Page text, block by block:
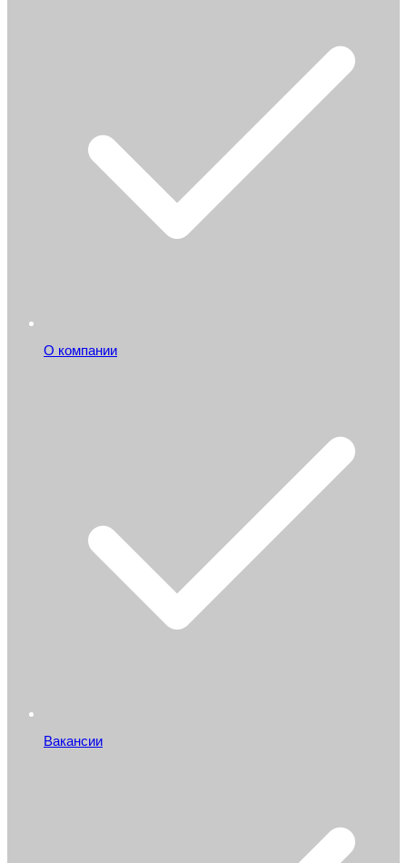
О компании
Вакансии